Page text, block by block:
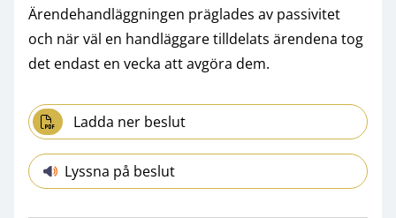
Ärendehandläggningen präglades av passivitet
och när väl en handläggare tilldelats ärendena tog
det endast en vecka att avgöra dem.
Ladda ner beslut
Lyssna på beslut